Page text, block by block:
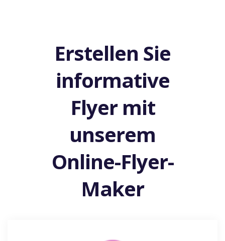
Erstellen Sie
informative
Flyer mit
unserem
Online-Flyer-
Maker